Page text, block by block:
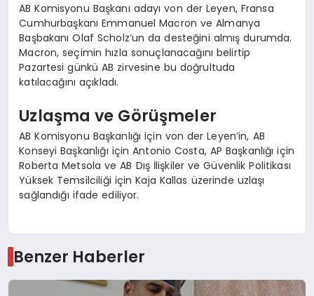
AB Komisyonu Başkanı adayı von der Leyen, Fransa
Cumhurbaşkanı Emmanuel Macron ve Almanya
Başbakanı Olaf Scholz’un da desteğini almış durumda.
Macron, seçimin hızla sonuçlanacağını belirtip
Pazartesi günkü AB zirvesine bu doğrultuda
katılacağını açıkladı.
Uzlaşma ve Görüşmeler
AB Komisyonu Başkanlığı için von der Leyen’in, AB
Konseyi Başkanlığı için Antonio Costa, AP Başkanlığı için
Roberta Metsola ve AB Dış İlişkiler ve Güvenlik Politikası
Yüksek Temsilciliği için Kaja Kallas üzerinde uzlaşı
sağlandığı ifade ediliyor.
Benzer Haberler